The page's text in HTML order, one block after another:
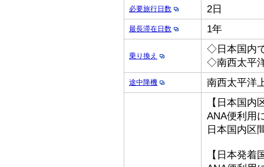
必要旅行日数 2日
最長滞在日数 1年
乗り換え
◇日本国内
◇南西太平
途中降機
南西太平洋
【日本国内
ANA便利用
日本国内区
【日本発着